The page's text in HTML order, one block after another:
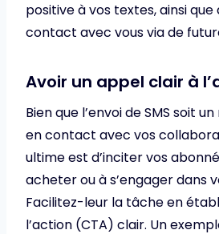
positive à vos textes, ainsi
contact avec vous via de
Avoir un appel clair à
Bien que l’envoi de SMS soit
en contact avec vos
ultime est d’inciter vos
acheter ou à s’engager dans
Facilitez-leur la tâche en
l’action (CTA) clair. Un